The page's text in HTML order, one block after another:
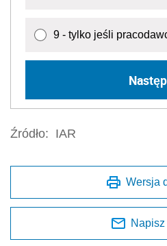
9 - tylko jeśli
Źródło: IAR
Wersja